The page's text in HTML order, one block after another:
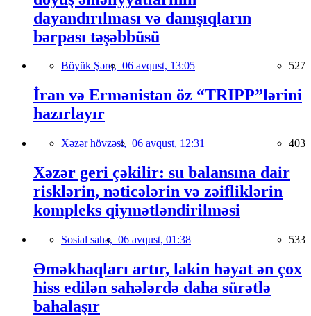
dayandırılması və danışıqların
bərpası təşəbbüsü
Böyük Şərq, 06 avqust, 13:05 527
İran və Ermənistan öz “TRIPP”lərini
hazırlayır
Xəzər hövzəsi, 06 avqust, 12:31 403
Xəzər geri çəkilir: su balansına dair
risklərin, nəticələrin və zəifliklərin
kompleks qiymətləndirilməsi
Sosial sahə, 06 avqust, 01:38 533
Əməkhaqları artır, lakin həyat ən çox
hiss edilən sahələrdə daha sürətlə
bahalaşır